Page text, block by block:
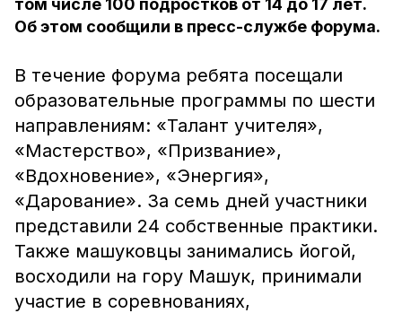
том числе 100 подростков от 14 до 17 лет.
Об этом сообщили в пресс-службе форума.
В течение форума ребята посещали
образовательные программы по шести
направлениям: «Талант учителя»,
«Мастерство», «Призвание»,
«Вдохновение», «Энергия»,
«Дарование». За семь дней участники
представили 24 собственные практики.
Также машуковцы занимались йогой,
восходили на гору Машук, принимали
участие в соревнованиях,